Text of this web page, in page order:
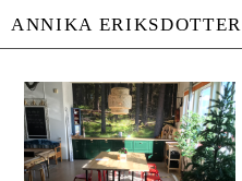
ANNIKA ERIKSDOTTER